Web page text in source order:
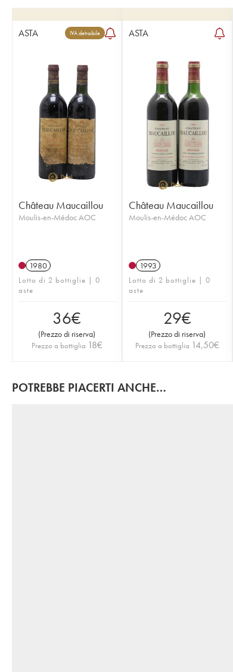
ASTA IVA detraibile
Château Maucaillou
Moulis-en-Médoc AOC
1980
Lotto di 2 bottiglie | 0
aste
36€
(Prezzo di riserva)
Prezzo a bottiglia 18€
ASTA
Château Maucaillou
Moulis-en-Médoc AOC
1993
Lotto di 2 bottiglie | 0
aste
29€
(Prezzo di riserva)
Prezzo a bottiglia 14,50€
POTREBBE PIACERTI ANCHE…